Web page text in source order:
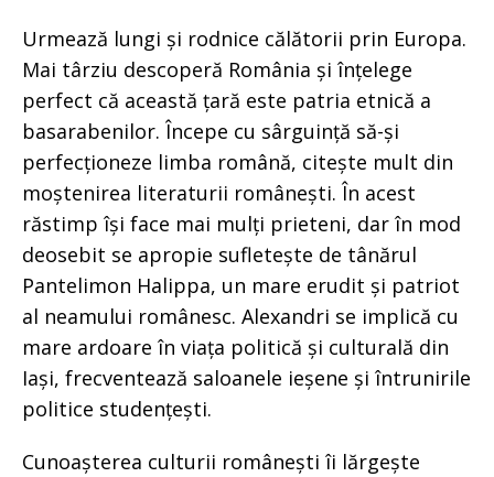
Urmează lungi și rodnice călătorii prin Europa.
Mai târziu descoperă România și înțelege
perfect că această țară este patria etnică a
basarabenilor. Începe cu sârguință să-și
perfecționeze limba română, citește mult din
moștenirea literaturii românești. În acest
răstimp își face mai mulți prieteni, dar în mod
deosebit se apropie sufletește de tânărul
Pantelimon Halippa, un mare erudit și patriot
al neamului românesc. Alexandri se implică cu
mare ardoare în viața politică și culturală din
Iași, frecventează saloanele ieșene și întrunirile
politice studențești.
Cunoașterea culturii românești îi lărgește